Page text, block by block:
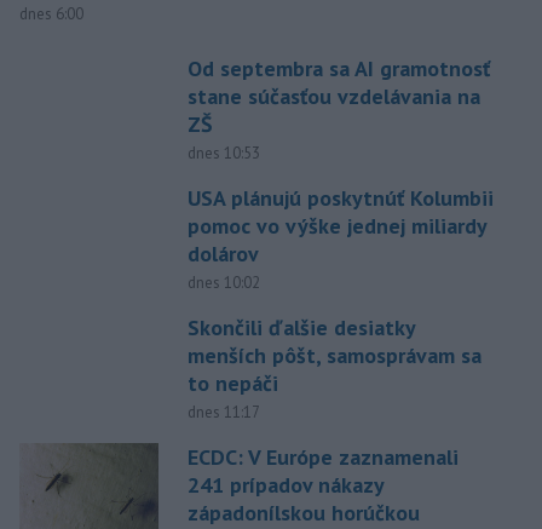
dnes 6:00
Od septembra sa AI gramotnosť
stane súčasťou vzdelávania na
ZŠ
dnes 10:53
USA plánujú poskytnúť Kolumbii
pomoc vo výške jednej miliardy
dolárov
dnes 10:02
Skončili ďalšie desiatky
menších pôšt, samosprávam sa
to nepáči
dnes 11:17
ECDC: V Európe zaznamenali
241 prípadov nákazy
západonílskou horúčkou